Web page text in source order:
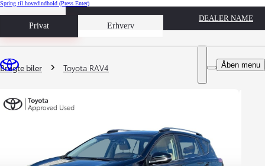
Spring til hovedindhold (Press Enter)
Privat Erhverv
Book prøvetur
DEALER NAME
Åben menu
Du er her
Brugte biler Toyota RAV4